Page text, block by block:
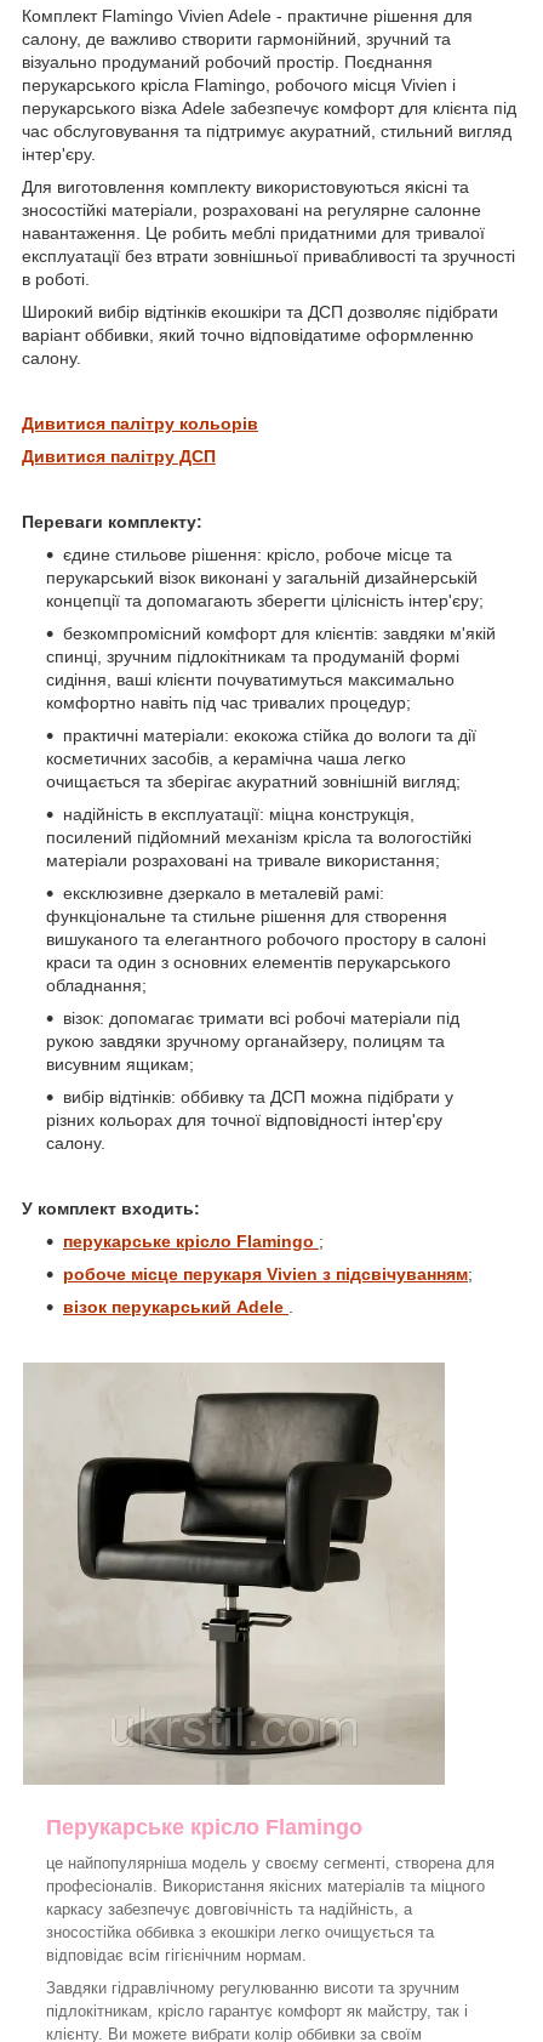
Комплект Flamingo Vivien Adele - практичне рішення для
салону, де важливо створити гармонійний, зручний та
візуально продуманий робочий простір. Поєднання
перукарського крісла Flamingo, робочого місця Vivien і
перукарського візка Adele забезпечує комфорт для клієнта під
час обслуговування та підтримує акуратний, стильний вигляд
інтер'єру.
Для виготовлення комплекту використовуються якісні та
зносостійкі матеріали, розраховані на регулярне салонне
навантаження. Це робить меблі придатними для тривалої
експлуатації без втрати зовнішньої привабливості та зручності
в роботі.
Широкий вибір відтінків екошкіри та ДСП дозволяє підібрати
варіант оббивки, який точно відповідатиме оформленню
салону.
Дивитися палітру кольорів
Дивитися палітру ДСП
Переваги комплекту:
єдине стильове рішення: крісло, робоче місце та
перукарський візок виконані у загальній дизайнерській
концепції та допомагають зберегти цілісність інтер'єру;
безкомпромісний комфорт для клієнтів: завдяки м'якій
спинці, зручним підлокітникам та продуманій формі
сидіння, ваші клієнти почуватимуться максимально
комфортно навіть під час тривалих процедур;
практичні матеріали: екокожа стійка до вологи та дії
косметичних засобів, а керамічна чаша легко
очищається та зберігає акуратний зовнішній вигляд;
надійність в експлуатації: міцна конструкція,
посилений підйомний механізм крісла та вологостійкі
матеріали розраховані на тривале використання;
ексклюзивне дзеркало в металевій рамі:
функціональне та стильне рішення для створення
вишуканого та елегантного робочого простору в салоні
краси та один з основних елементів перукарського
обладнання;
візок: допомагає тримати всі робочі матеріали під
рукою завдяки зручному органайзеру, полицям та
висувним ящикам;
вибір відтінків: оббивку та ДСП можна підібрати у
різних кольорах для точної відповідності інтер'єру
салону.
У комплект входить:
перукарське крісло Flamingo ;
робоче місце перукаря Vivien з підсвічуванням;
візок перукарський Adele
Перукарське крісло Flamingo
це найпопулярніша модель у своєму сегменті, створена для
професіоналів. Використання якісних матеріалів та міцного
каркасу забезпечує довговічність та надійність, а
зносостійка оббивка з екошкіри легко очищується та
відповідає всім гігієнічним нормам.
Завдяки гідравлічному регулюванню висоти та зручним
підлокітникам, крісло гарантує комфорт як майстру, так і
клієнту. Ви можете вибрати колір оббивки за своїм